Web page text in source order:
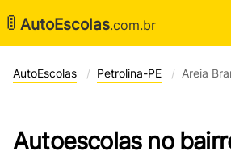
🚦 AutoEscolas.com.br
AutoEscolas Petrolina-PE Areia
Autoescolas no